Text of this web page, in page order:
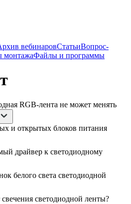
вебинаровСтатьиВопрос-
монтажаФайлы и программы
RGB-лента не может менять
и открытых блоков питания
драйвер к светодиодному
белого света светодиодной
светодиодной ленты?